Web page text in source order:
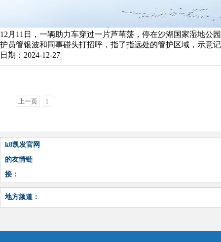
12月11日，一辆助力车穿过一片芦苇荡，停在沙湖国家湿地公
护员管银波和同事碰头打招呼，指了指远处的管护区域，示意
日期：2024-12-27
上一页 1
k8凯发官网
的友情链
接：
地方频道：